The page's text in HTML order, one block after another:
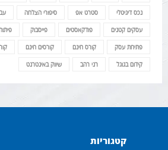
נכס דיגיטלי סטרט אפ סיפורי הצלחה
עסקים קטנים פודקאסטים פייסבוק
פתיחת עסק קורס חינם קורסים חינם
קידום בגוגל רני רהב שיווק באינטרנט
קטגוריות